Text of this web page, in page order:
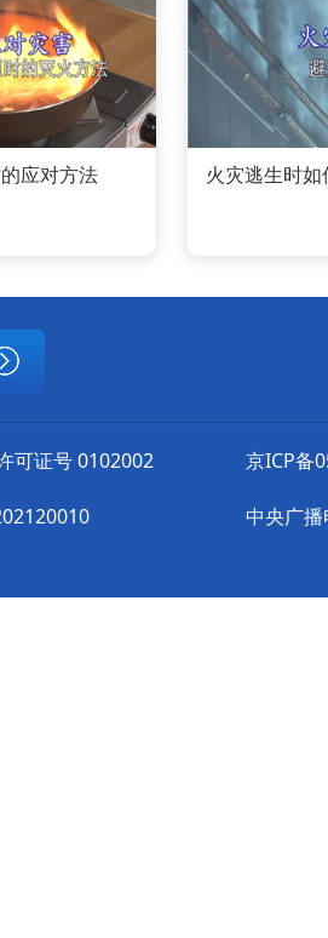
应对方法 火灾逃生时
可证号 0102002 京ICP备
中央广